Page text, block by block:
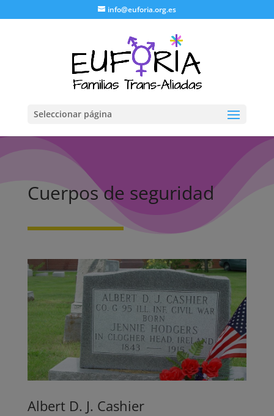
info@euforia.org.es
Seleccionar página
Cuerpos de seguridad
Albert D. J. Cashier